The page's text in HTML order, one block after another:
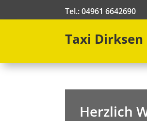
Tel.: 04961 6642690
Taxi
Herzlich